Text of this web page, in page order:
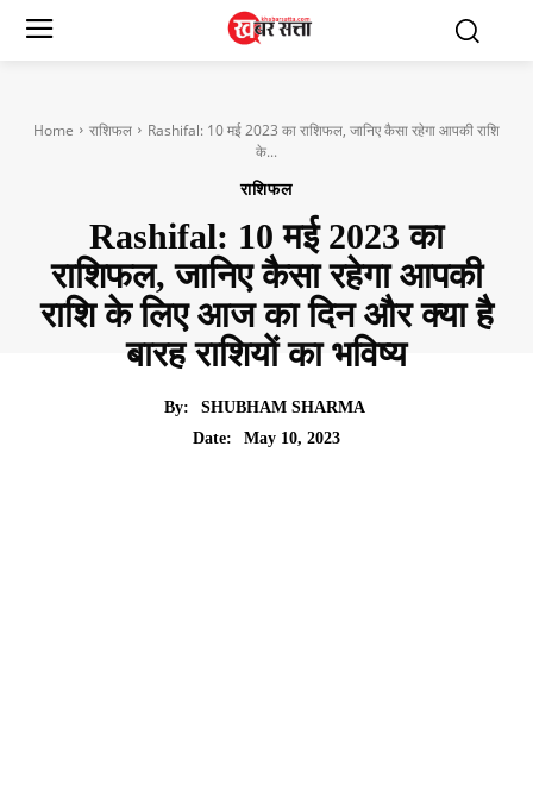
Home राशिफल
Rashifal: 10 मई 2023 का राशिफल, जानिए कैसा रहेगा आपकी राशि
के...
राशिफल
Rashifal: 10 मई 2023 का
राशिफल, जानिए कैसा रहेगा आपकी
राशि के लिए आज का दिन और क्या है
बारह राशियों का भविष्य
By:
SHUBHAM SHARMA
Date:
May 10, 2023